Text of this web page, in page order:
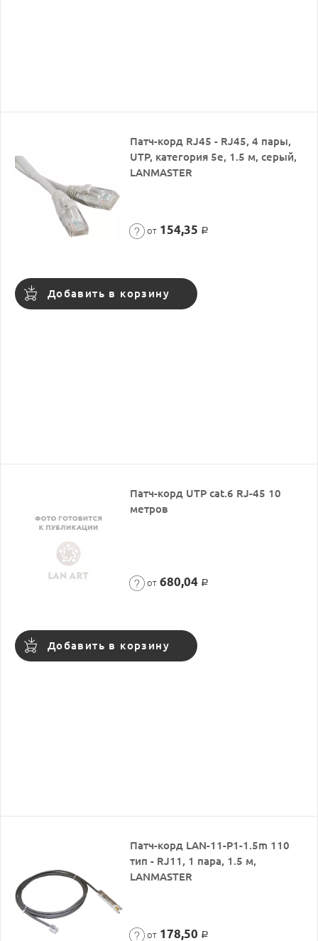
Патч-корд RJ45 - RJ45, 4 пары,
UTP, категория 5е, 1.5 м, серый,
LANMASTER
от 154,35 Р
Добавить в корзину
Патч-корд UTP cat.6 RJ-45 10
метров
от 680,04 Р
Добавить в корзину
Патч-корд LAN-11-P1-1.5m 110
тип - RJ11, 1 пара, 1.5 м,
LANMASTER
от 178,50 Р